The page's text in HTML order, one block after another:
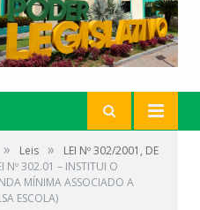
» Leis »
LEI Nº 302/2001, DE
Nº 302.01 – INSTITUI O
MÍNIMA ASSOCIADO A
ESCOLA)